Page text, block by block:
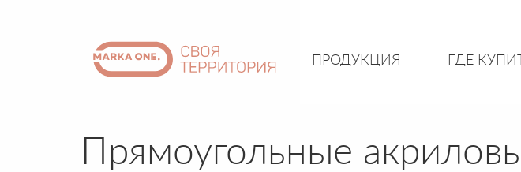
ПРОДУКЦИЯ ГДЕ
Прямоугольные